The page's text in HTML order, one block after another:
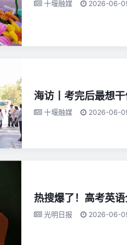
十堰融媒 2026-06-
海访丨考完后最想
十堰融媒 2026-06-
热搜爆了！高考英
光明日报 2026-06-